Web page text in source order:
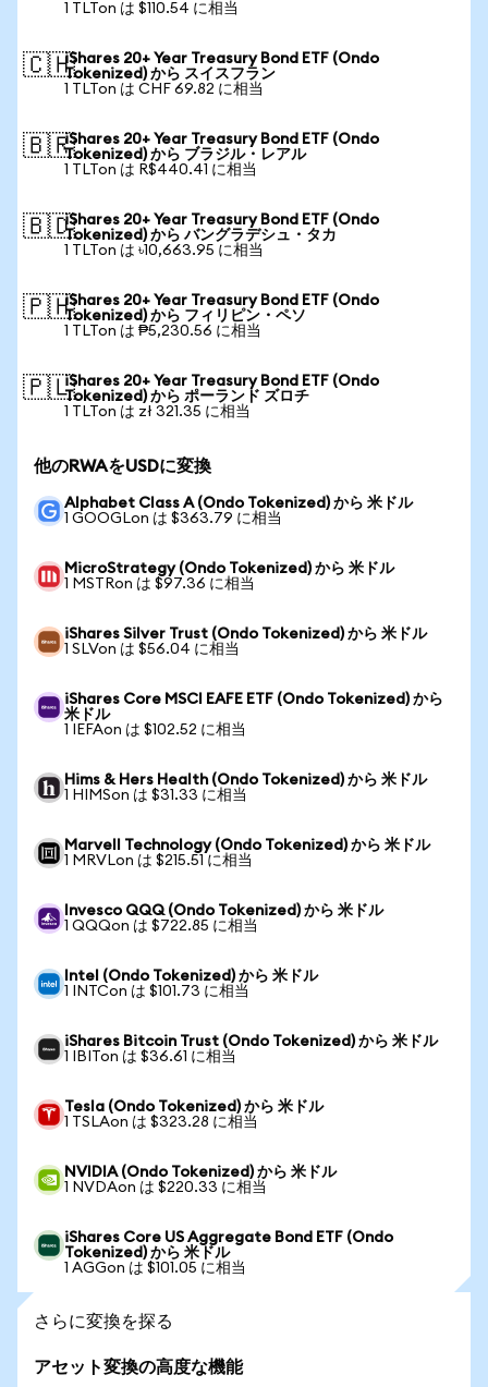
1 TLTon は $110.54 に相当
🇨🇭iShares 20+ Year Treasury Bond ETF (Ondo
Tokenized) から スイスフラン
1 TLTon は CHF 69.82 に相当
🇧🇷iShares 20+ Year Treasury Bond ETF (Ondo
Tokenized) から ブラジル・レアル
1 TLTon は R$440.41 に相当
🇧🇩iShares 20+ Year Treasury Bond ETF (Ondo
Tokenized) から バングラデシュ・タカ
1 TLTon は ৳10,663.95 に相当
🇵🇭iShares 20+ Year Treasury Bond ETF (Ondo
Tokenized) から フィリピン・ペソ
1 TLTon は ₱5,230.56 に相当
🇵🇱iShares 20+ Year Treasury Bond ETF (Ondo
Tokenized) から ポーランド ズロチ
1 TLTon は zł 321.35 に相当
他のRWAをUSDに変換
Alphabet Class A (Ondo Tokenized) から 米ドル
1 GOOGLon は $363.79 に相当
MicroStrategy (Ondo Tokenized) から 米ドル
1 MSTRon は $97.36 に相当
iShares Silver Trust (Ondo Tokenized) から 米ドル
1 SLVon は $56.04 に相当
iShares Core MSCI EAFE ETF (Ondo Tokenized) から
米ドル
1 IEFAon は $102.52 に相当
Hims & Hers Health (Ondo Tokenized) から 米ドル
1 HIMSon は $31.33 に相当
Marvell Technology (Ondo Tokenized) から 米ドル
1 MRVLon は $215.51 に相当
Invesco QQQ (Ondo Tokenized) から 米ドル
1 QQQon は $722.85 に相当
Intel (Ondo Tokenized) から 米ドル
1 INTCon は $101.73 に相当
iShares Bitcoin Trust (Ondo Tokenized) から 米ドル
1 IBITon は $36.61 に相当
Tesla (Ondo Tokenized) から 米ドル
1 TSLAon は $323.28 に相当
NVIDIA (Ondo Tokenized) から 米ドル
1 NVDAon は $220.33 に相当
iShares Core US Aggregate Bond ETF (Ondo
Tokenized) から 米ドル
1 AGGon は $101.05 に相当
さらに変換を探る
アセット変換の高度な機能